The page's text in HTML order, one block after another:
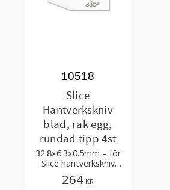
Slice
Hantverkskniv
blad, rak egg,
rundad tipp 4st
32.8x6.3x0.5mm – för
Slice hantverkskniv
10548, 10589, 10580,
10568
10518
264 KR